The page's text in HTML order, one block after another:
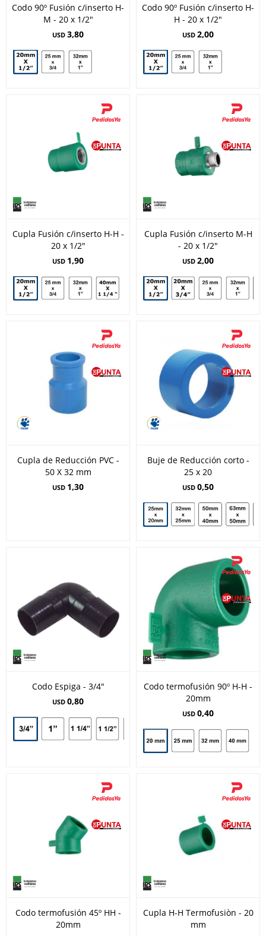
Codo 90º Fusión c/inserto H-
M - 20 x 1/2"
USD 3,80
Codo 90º Fusión c/inserto H-
H - 20 x 1/2"
USD 2,00
Cupla Fusión c/inserto H-H -
20 x 1/2"
USD 1,90
Cupla Fusión c/inserto M-H
- 20 x 1/2"
USD 2,00
Cupla de Reducción PVC -
50 X 32 mm
USD 1,30
Buje de Reducción corto -
25 x 20
USD 0,50
Codo Espiga - 3/4"
USD 0,80
Codo termofusión 90º H-H -
20mm
USD 0,40
Codo termofusión 45º HH -
20mm
Cupla H-H Termofusiòn - 20
mm